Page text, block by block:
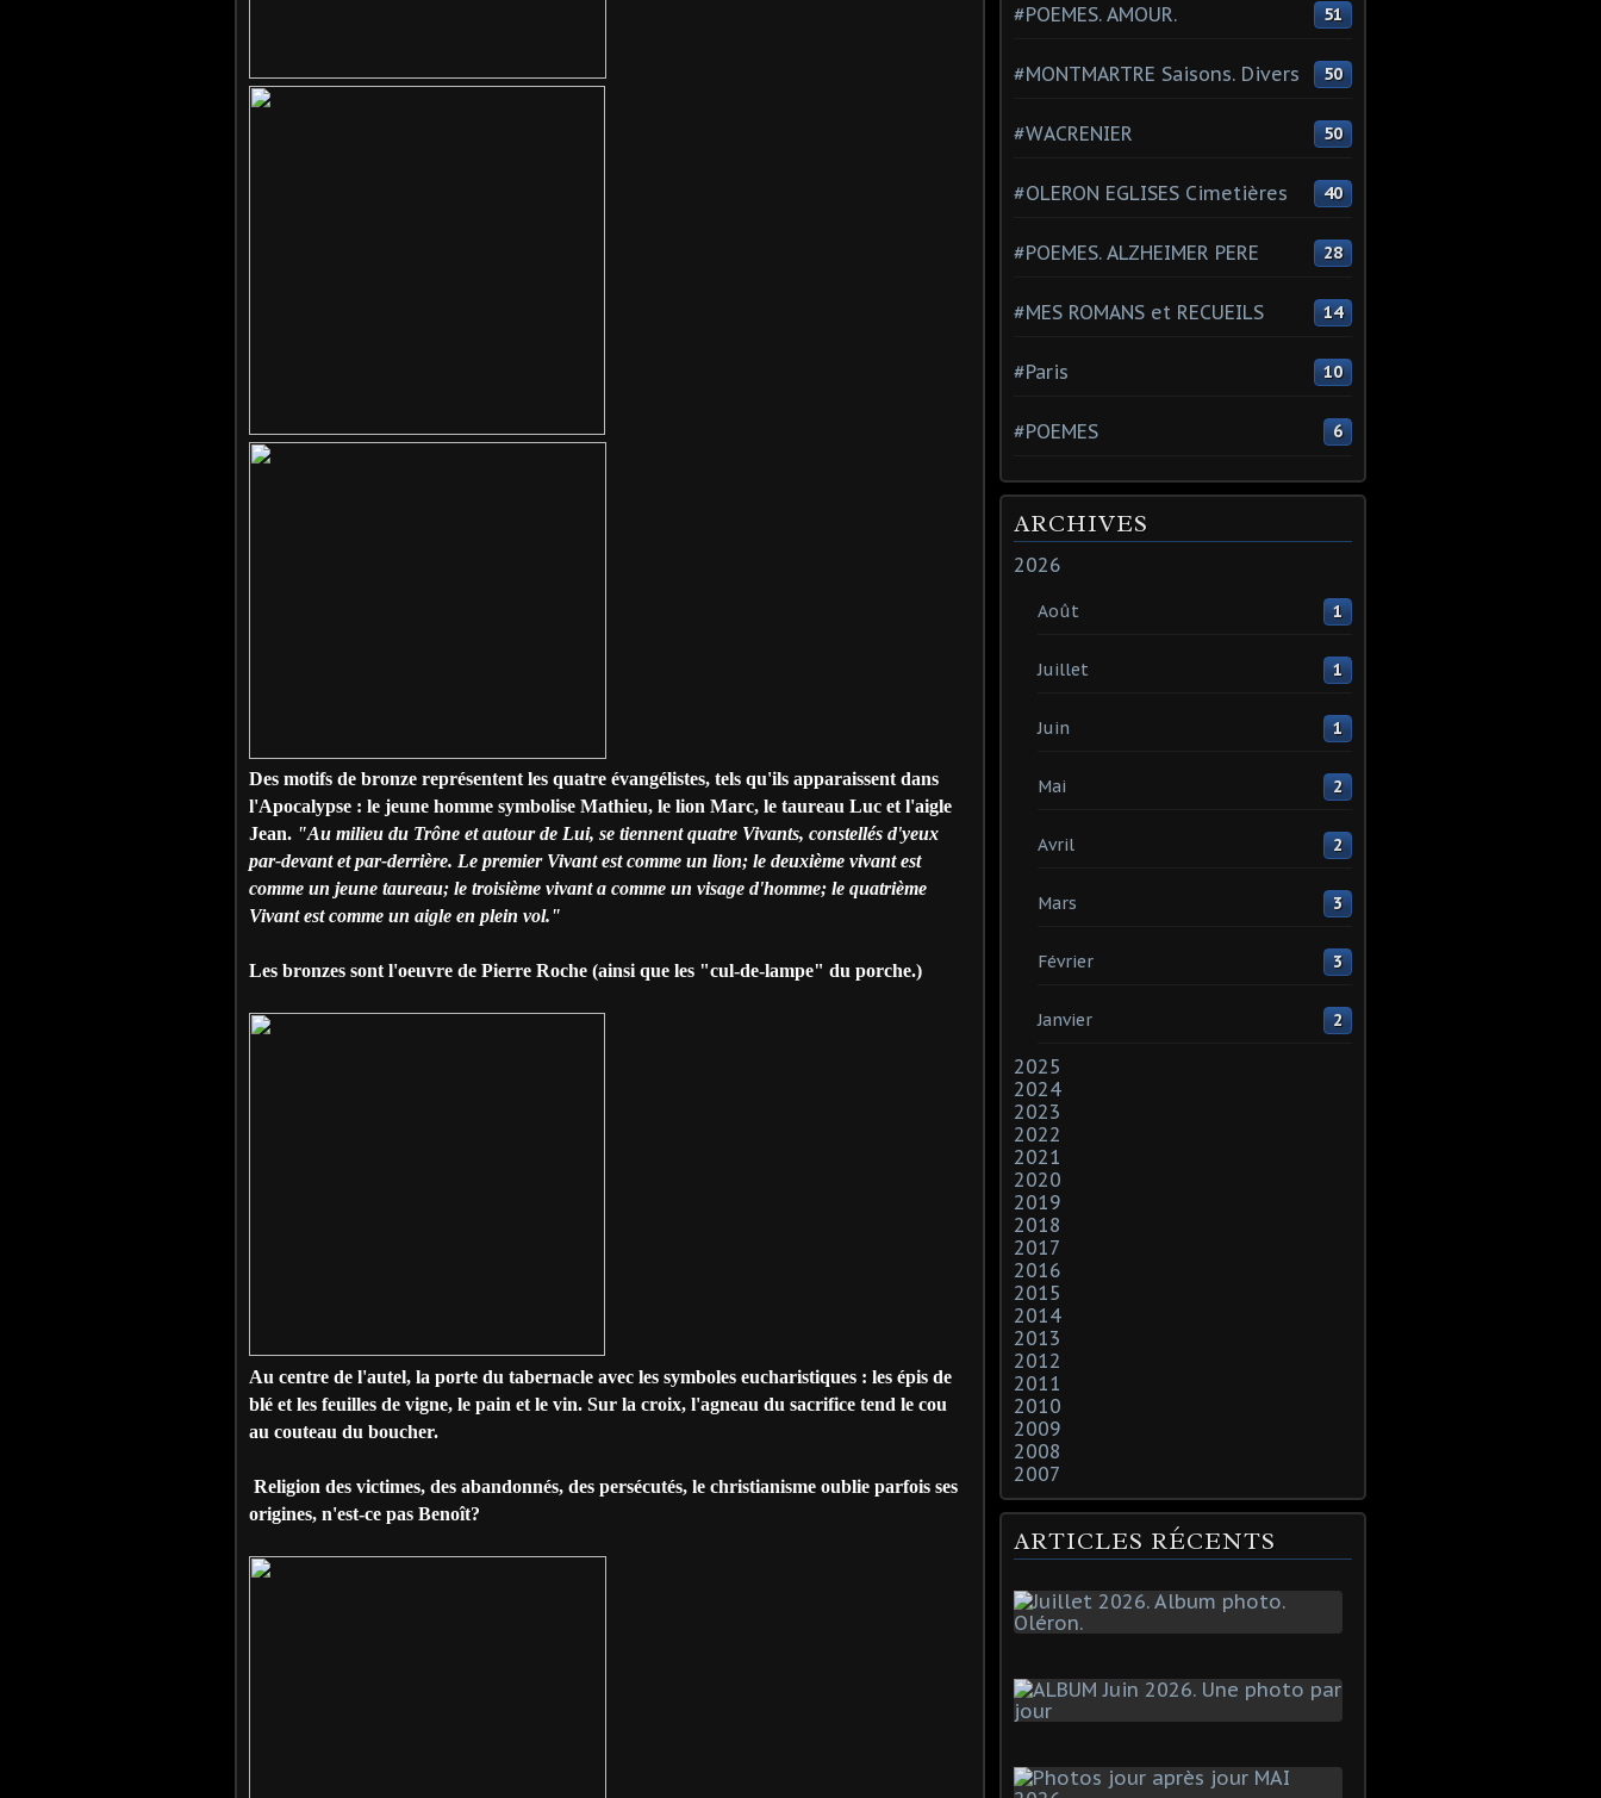
Des motifs de bronze représentent les quatre évangélistes, tels qu'ils apparaissent dans
l'Apocalypse : le jeune homme symbolise Mathieu, le lion Marc, le taureau Luc et l'aigle
Jean. "Au milieu du Trône et autour de Lui, se tiennent quatre Vivants, constellés d'yeux
par-devant et par-derrière. Le premier Vivant est comme un lion; le deuxième vivant est
comme un jeune taureau; le troisième vivant a comme un visage d'homme; le quatrième
Vivant est comme un aigle en plein vol."
Les bronzes sont l'oeuvre de Pierre Roche (ainsi que les "cul-de-lampe" du porche.)
Au centre de l'autel, la porte du tabernacle avec les symboles eucharistiques : les épis de
blé et les feuilles de vigne, le pain et le vin. Sur la croix, l'agneau du sacrifice tend le cou
au couteau du boucher.
Religion des victimes, des abandonnés, des persécutés, le christianisme oublie parfois ses
origines, n'est-ce pas Benoît?
#POEMES. AMOUR. 51
#MONTMARTRE Saisons. Divers 50
#WACRENIER 50
#OLERON EGLISES Cimetières 40
#POEMES. ALZHEIMER PERE 28
#MES ROMANS et RECUEILS 14
#Paris 10
#POEMES 6
ARCHIVES
2026
Août 1
Juillet 1
Juin 1
Mai 2
Avril 2
Mars 3
Février 3
Janvier 2
2025
2024
2023
2022
2021
2020
2019
2018
2017
2016
2015
2014
2013
2012
2011
2010
2009
2008
2007
ARTICLES RÉCENTS